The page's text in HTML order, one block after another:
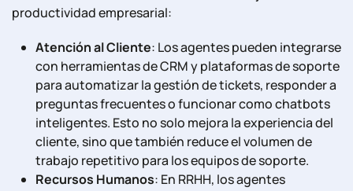
productividad empresarial:
Atención al Cliente: Los agentes pueden integrarse
con herramientas de CRM y plataformas de soporte
para automatizar la gestión de tickets, responder a
preguntas frecuentes o funcionar como chatbots
inteligentes. Esto no solo mejora la experiencia del
cliente, sino que también reduce el volumen de
trabajo repetitivo para los equipos de soporte.
Recursos Humanos: En RRHH, los agentes